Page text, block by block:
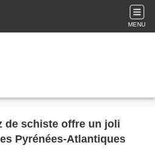
MENU
de schiste offre un joli
Pyrénées-Atlantiques